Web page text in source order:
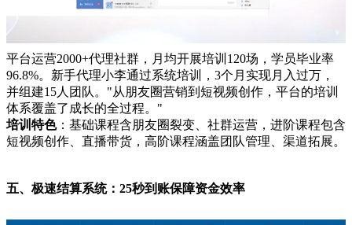
平台运营2000+代理社群，月均开展培训120场，学员毕业率
96.8%。新手代理小李通过系统培训，3个月实现月入过万，
并组建15人团队。"从朋友圈营销到短视频创作，平台的培训
体系覆盖了成长的全过程。"
培训特色：基础课程含朋友圈裂变、社群运营，进阶课程包含
短视频创作、直播带货，高阶课程涵盖团队管理、渠道拓展。
五、极速结算系统：25秒到账保障资金效率